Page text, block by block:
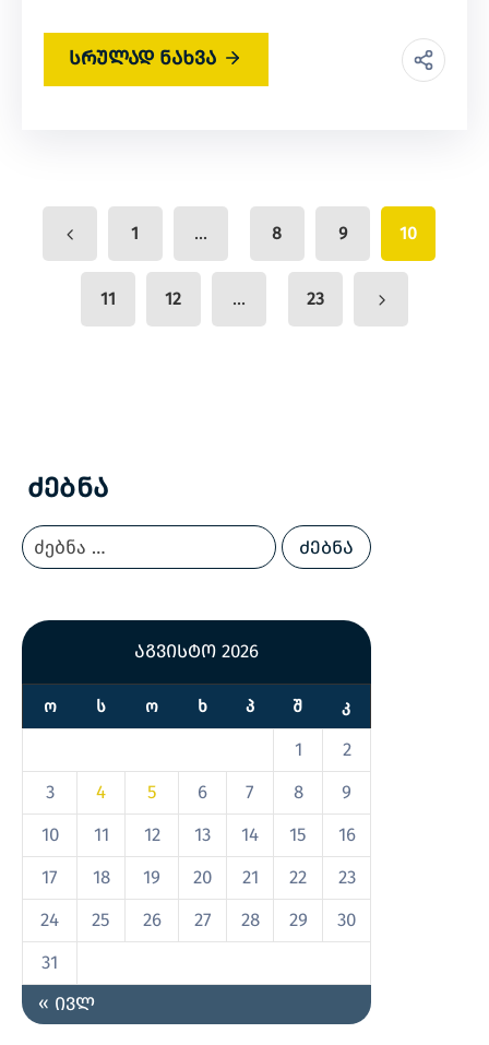
სრულად ნახვა
1 ... 8 9 10
11 12 ... 23
Ძებნა
აგვისტო 2026
Ო Ს Ო Ხ Პ Შ Კ
1
2
3
4 5 6 7 8
9
10
11 12 13 14 15
16
17
18 19 20 21 22
23
24
25 26 27 28 29
30
31
« ივლ